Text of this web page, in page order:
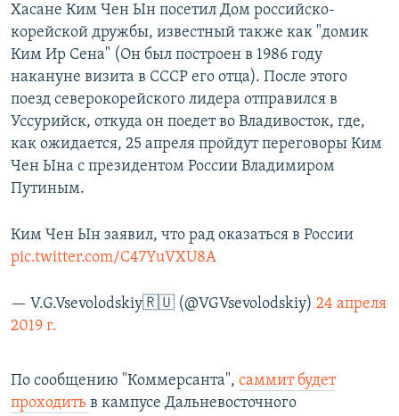
Хасане Ким Чен Ын посетил Дом российско-
корейской дружбы, известный также как "домик
Ким Ир Сена" (Он был построен в 1986 году
накануне визита в СССР его отца). После этого
поезд северокорейского лидера отправился в
Уссурийск, откуда он поедет во Владивосток, где,
как ожидается, 25 апреля пройдут переговоры Ким
Чен Ына с президентом России Владимиром
Путиным.
Ким Чен Ын заявил, что рад оказаться в России
pic.twitter.com/C47YuVXU8A
— V.G.Vsevolodskiy🇷🇺 (@VGVsevolodskiy) 24 апреля
2019 г.
По сообщению "Коммерсанта", саммит будет
проходить в кампусе Дальневосточного